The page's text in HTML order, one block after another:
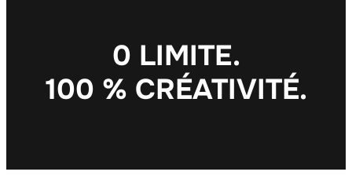
0 LIMITE.
100 % CRÉATIVITÉ.